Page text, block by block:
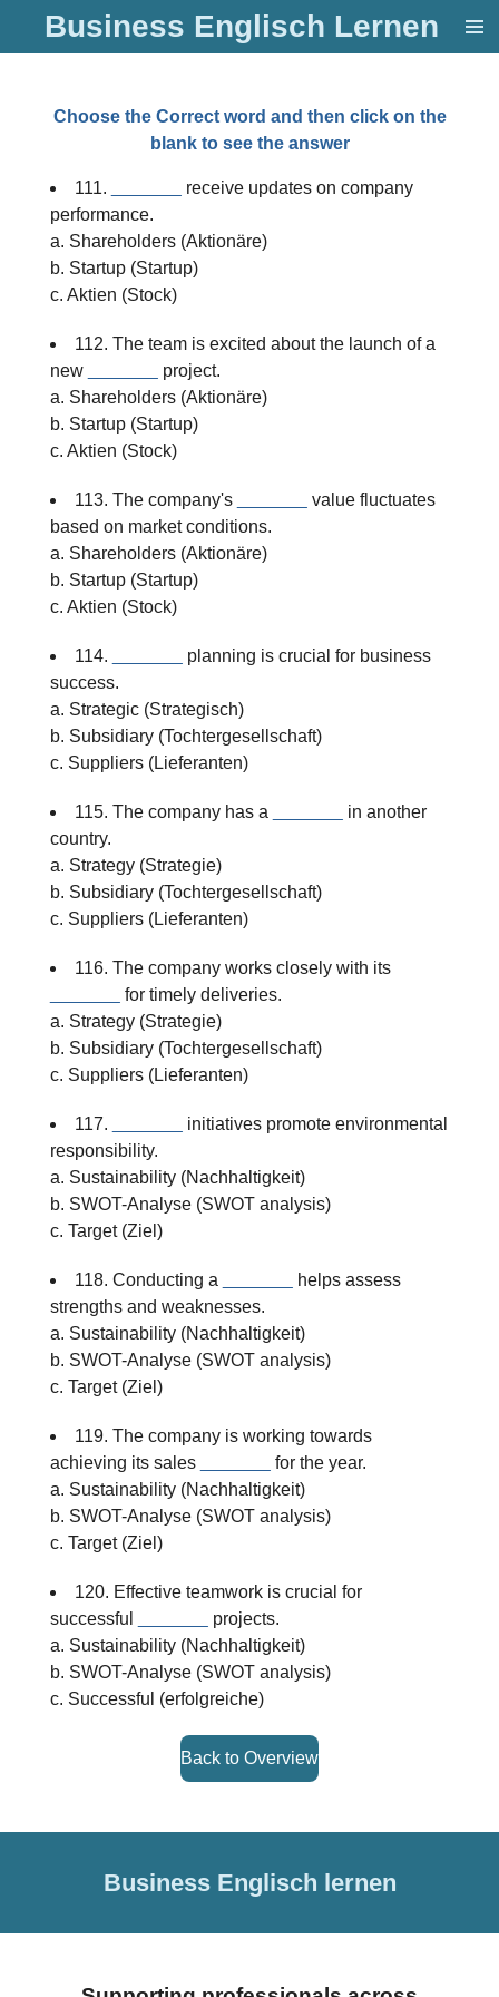
Hauptinhalt
Business Englisch Lernen
Choose the Correct word and then click on the
blank to see the answer
111.
receive updates on company
performance.
a. Shareholders (Aktionäre)
b. Startup (Startup)
c. Aktien (Stock)
112. The team is excited about the launch of a
new
project.
a. Shareholders (Aktionäre)
b. Startup (Startup)
c. Aktien (Stock)
113. The company's
value fluctuates
based on market conditions.
a. Shareholders (Aktionäre)
b. Startup (Startup)
c. Aktien (Stock)
114.
planning is crucial for business
success.
a. Strategic (Strategisch)
b. Subsidiary (Tochtergesellschaft)
c. Suppliers (Lieferanten)
115. The company has a
in another
country.
a. Strategy (Strategie)
b. Subsidiary (Tochtergesellschaft)
c. Suppliers (Lieferanten)
116. The company works closely with its
for timely deliveries.
a. Strategy (Strategie)
b. Subsidiary (Tochtergesellschaft)
c. Suppliers (Lieferanten)
117.
initiatives promote environmental
responsibility.
a. Sustainability (Nachhaltigkeit)
b. SWOT-Analyse (SWOT analysis)
c. Target (Ziel)
118. Conducting a
helps assess
strengths and weaknesses.
a. Sustainability (Nachhaltigkeit)
b. SWOT-Analyse (SWOT analysis)
c. Target (Ziel)
119. The company is working towards
achieving its sales
for the year.
a. Sustainability (Nachhaltigkeit)
b. SWOT-Analyse (SWOT analysis)
c. Target (Ziel)
120. Effective teamwork is crucial for
successful
projects.
a. Sustainability (Nachhaltigkeit)
b. SWOT-Analyse (SWOT analysis)
c. Successful (erfolgreiche)
Back to Overview
Business Englisch lernen